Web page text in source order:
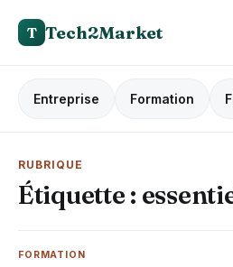
T Tech2Market
Entreprise Formation
RUBRIQUE
Étiquette :
FORMATION